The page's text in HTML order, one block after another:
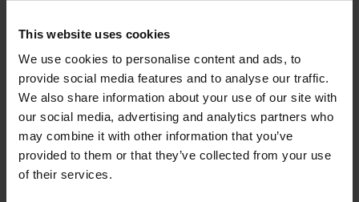
This website uses cookies
We use cookies to personalise content and ads, to
provide social media features and to analyse our traffic.
We also share information about your use of our site with
our social media, advertising and analytics partners who
may combine it with other information that you’ve
provided to them or that they’ve collected from your use
of their services.